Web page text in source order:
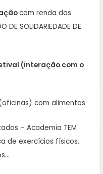
com renda das
SOLIDARIEDADE DE
(interação com o
com alimentos
– Academia TEM
de exercícios físicos,